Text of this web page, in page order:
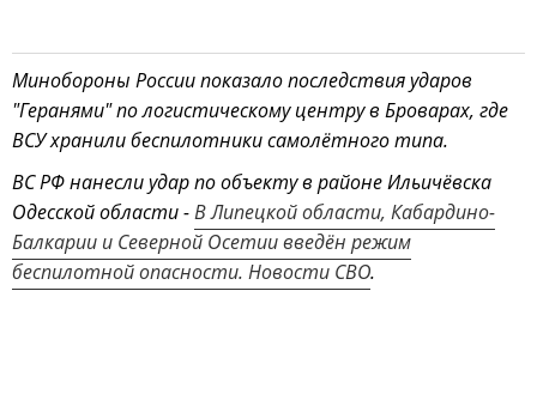
Минобороны России показало последствия ударов
"Геранями" по логистическому центру в Броварах, где
ВСУ хранили беспилотники самолётного типа.
ВС РФ нанесли удар по объекту в районе Ильичёвска
Одесской области -В Липецкой области, Кабардино-
Балкарии и Северной Осетии введён режим
беспилотной опасности. Новости СВО.